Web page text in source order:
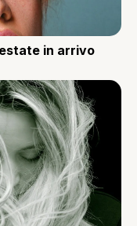
in arrivo